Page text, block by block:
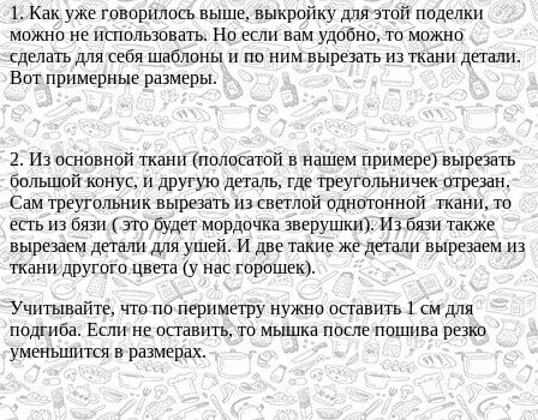
1. Как уже говорилось выше, выкройку для этой поделки
можно не использовать. Но если вам удобно, то можно
сделать для себя шаблоны и по ним вырезать из ткани детали.
Вот примерные размеры.
2. Из основной ткани (полосатой в нашем примере) вырезать
большой конус, и другую деталь, где треугольничек отрезан.
Сам треугольник вырезать из светлой однотонной ткани, то
есть из бязи ( это будет мордочка зверушки). Из бязи также
вырезаем детали для ушей. И две такие же детали вырезаем из
ткани другого цвета (у нас горошек).
Учитывайте, что по периметру нужно оставить 1 см для
подгиба. Если не оставить, то мышка после пошива резко
уменьшится в размерах.